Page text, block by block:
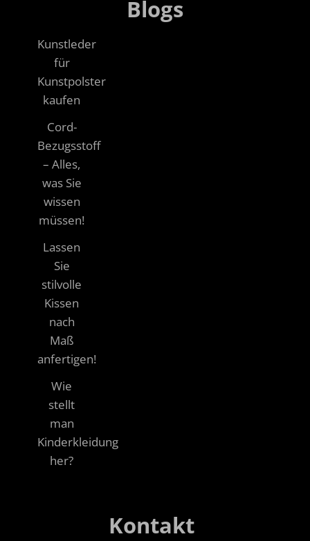
Blogs
Kunstleder
für
Kunstpolster
kaufen
Cord-
Bezugsstoff
– Alles,
was Sie
wissen
müssen!
Lassen
Sie
stilvolle
Kissen
nach
Maß
anfertigen!
Wie
stellt
man
Kinderkleidung
her?
Kontakt